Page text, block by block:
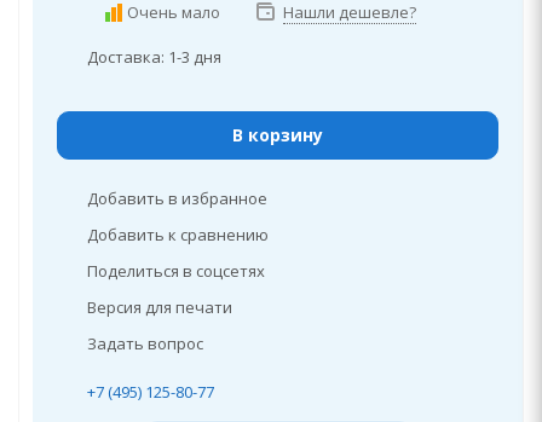
Очень мало Нашли дешевле?
Доставка: 1-3 дня
В корзину
Добавить в избранное
Добавить к сравнению
Поделиться в соцсетях
Версия для печати
Задать вопрос
+7 (495) 125-80-77